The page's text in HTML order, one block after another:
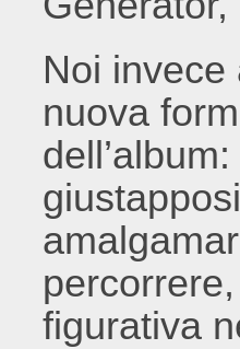
Noi
nuova
figurativa